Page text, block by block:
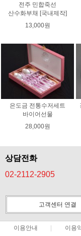
전주 민합죽선
산수화부채 [국내제작]
13,000원
은도금 전통수저세트
바이어선물
28,000원
상담전화
02-2112-2905
고객센터 연결
이용안내 이용